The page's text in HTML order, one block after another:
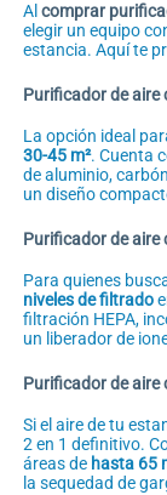
Al comprar
elegir un equipo
estancia. Aquí te
Purificador de aire
La opción ideal
30-45 m². Cuenta
de aluminio,
un diseño
Purificador de aire
Para quienes
niveles de filtrado
filtración HEPA,
un liberador de
Purificador de aire
Si el aire de tu
2 en 1 definitivo.
áreas de hasta 65
la sequedad de